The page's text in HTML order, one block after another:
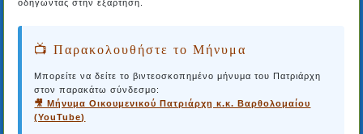
οδηγώντας στην εξάρτηση.
📺 Παρακολουθήστε το Μήνυμα
Μπορείτε να δείτε το βιντεοσκοπημένο μήνυμα του Πατριάρχη
στον παρακάτω σύνδεσμο:
🎥 Μήνυμα Οικουμενικού Πατριάρχη κ.κ. Βαρθολομαίου
(YouTube)